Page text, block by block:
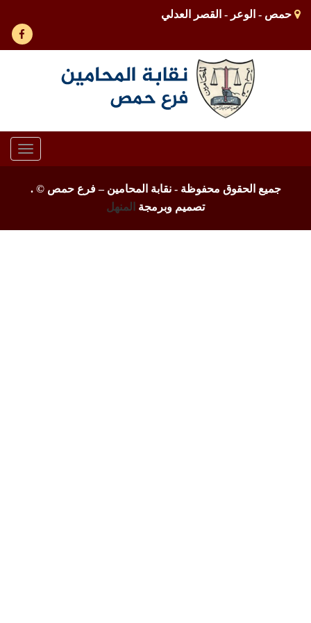
حمص - الوعر - القصر العدلي
جميع الحقوق محفوظة - نقابة المحامين – فرع حمص ©.
تصميم وبرمجة
المنهل